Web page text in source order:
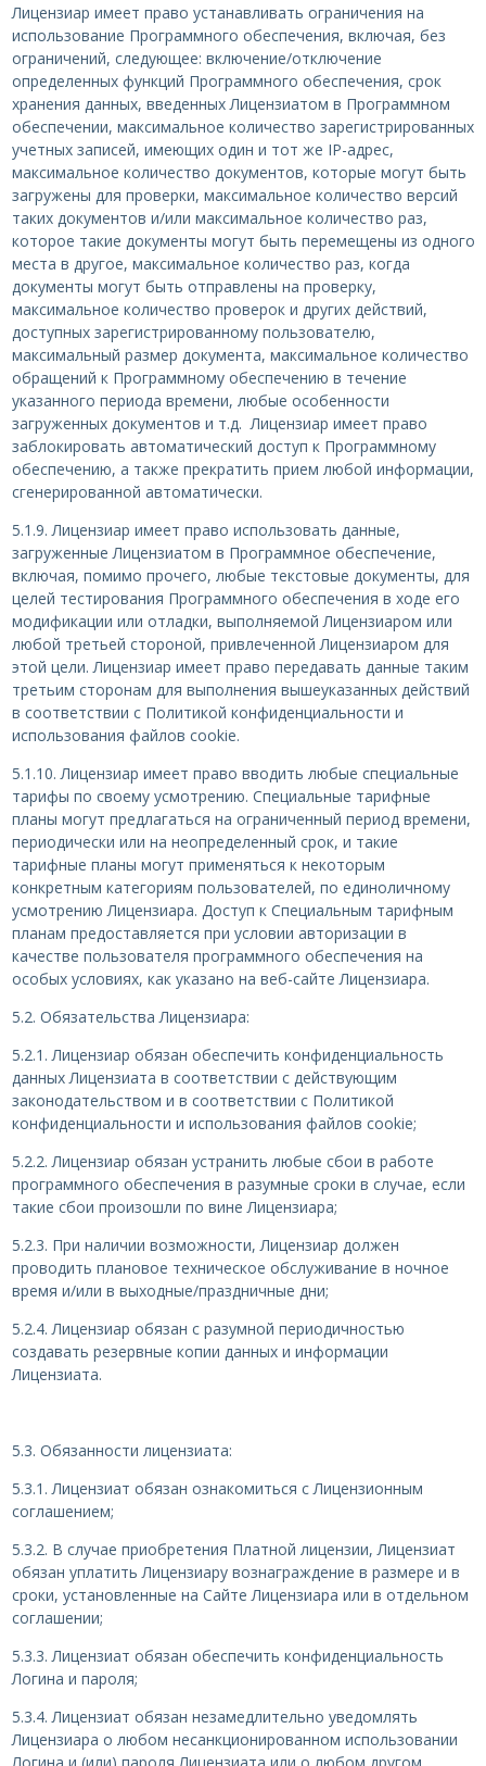
Лицензиар имеет право устанавливать ограничения на
использование Программного обеспечения, включая, без
ограничений, следующее: включение/отключение
определенных функций Программного обеспечения, срок
хранения данных, введенных Лицензиатом в Программном
обеспечении, максимальное количество зарегистрированных
учетных записей, имеющих один и тот же IP-адрес,
максимальное количество документов, которые могут быть
загружены для проверки, максимальное количество версий
таких документов и/или максимальное количество раз,
которое такие документы могут быть перемещены из одного
места в другое, максимальное количество раз, когда
документы могут быть отправлены на проверку,
максимальное количество проверок и других действий,
доступных зарегистрированному пользователю,
максимальный размер документа, максимальное количество
обращений к Программному обеспечению в течение
указанного периода времени, любые особенности
загруженных документов и т.д. Лицензиар имеет право
заблокировать автоматический доступ к Программному
обеспечению, а также прекратить прием любой информации,
сгенерированной автоматически.
5.1.9. Лицензиар имеет право использовать данные,
загруженные Лицензиатом в Программное обеспечение,
включая, помимо прочего, любые текстовые документы, для
целей тестирования Программного обеспечения в ходе его
модификации или отладки, выполняемой Лицензиаром или
любой третьей стороной, привлеченной Лицензиаром для
этой цели. Лицензиар имеет право передавать данные таким
третьим сторонам для выполнения вышеуказанных действий
в соответствии с Политикой конфиденциальности и
использования файлов cookie.
5.1.10. Лицензиар имеет право вводить любые специальные
тарифы по своему усмотрению. Специальные тарифные
планы могут предлагаться на ограниченный период времени,
периодически или на неопределенный срок, и такие
тарифные планы могут применяться к некоторым
конкретным категориям пользователей, по единоличному
усмотрению Лицензиара. Доступ к Специальным тарифным
планам предоставляется при условии авторизации в
качестве пользователя программного обеспечения на
особых условиях, как указано на веб-сайте Лицензиара.
5.2. Обязательства Лицензиара:
5.2.1. Лицензиар обязан обеспечить конфиденциальность
данных Лицензиата в соответствии с действующим
законодательством и в соответствии с Политикой
конфиденциальности и использования файлов cookie;
5.2.2. Лицензиар обязан устранить любые сбои в работе
программного обеспечения в разумные сроки в случае, если
такие сбои произошли по вине Лицензиара;
5.2.3. При наличии возможности, Лицензиар должен
проводить плановое техническое обслуживание в ночное
время и/или в выходные/праздничные дни;
5.2.4. Лицензиар обязан с разумной периодичностью
создавать резервные копии данных и информации
Лицензиата.
5.3. Обязанности лицензиата:
5.3.1. Лицензиат обязан ознакомиться с Лицензионным
соглашением;
5.3.2. В случае приобретения Платной лицензии, Лицензиат
обязан уплатить Лицензиару вознаграждение в размере и в
сроки, установленные на Сайте Лицензиара или в отдельном
соглашении;
5.3.3. Лицензиат обязан обеспечить конфиденциальность
Логина и пароля;
5.3.4. Лицензиат обязан незамедлительно уведомлять
Лицензиара о любом несанкционированном использовании